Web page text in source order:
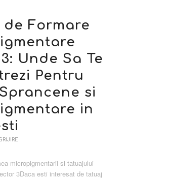
Formare
Unde Sa Te
Pentru
si
in
micropigmentarii si tatuajului
3Daca esti interesat de tatuaj